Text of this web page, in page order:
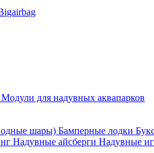
Модули для надувных аквапарков
шары) Бамперные лодки
Надувные айсберги Надувные